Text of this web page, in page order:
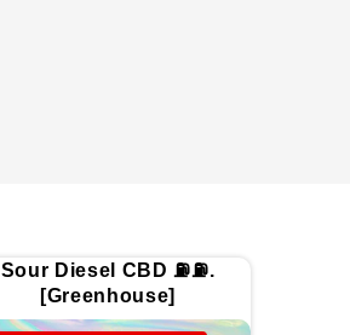
Sour Diesel CBD ⛽⛽.
[Greenhouse]